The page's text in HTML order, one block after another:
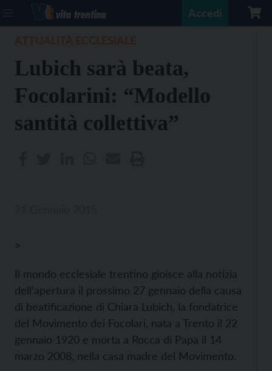
Accedi
Lubich sarà beata,
Focolarini: “Modello
santità collettiva”
>
Il mondo ecclesiale trentino gioisce alla notizia
dell’apertura il prossimo 27 gennaio della causa
di beatificazione di Chiara Lubich, la fondatrice
del Movimento dei Focolari, nata a Trento il 22
gennaio 1920 e morta a Rocca di Papa il 14
marzo 2008, nella casa madre del Movimento.